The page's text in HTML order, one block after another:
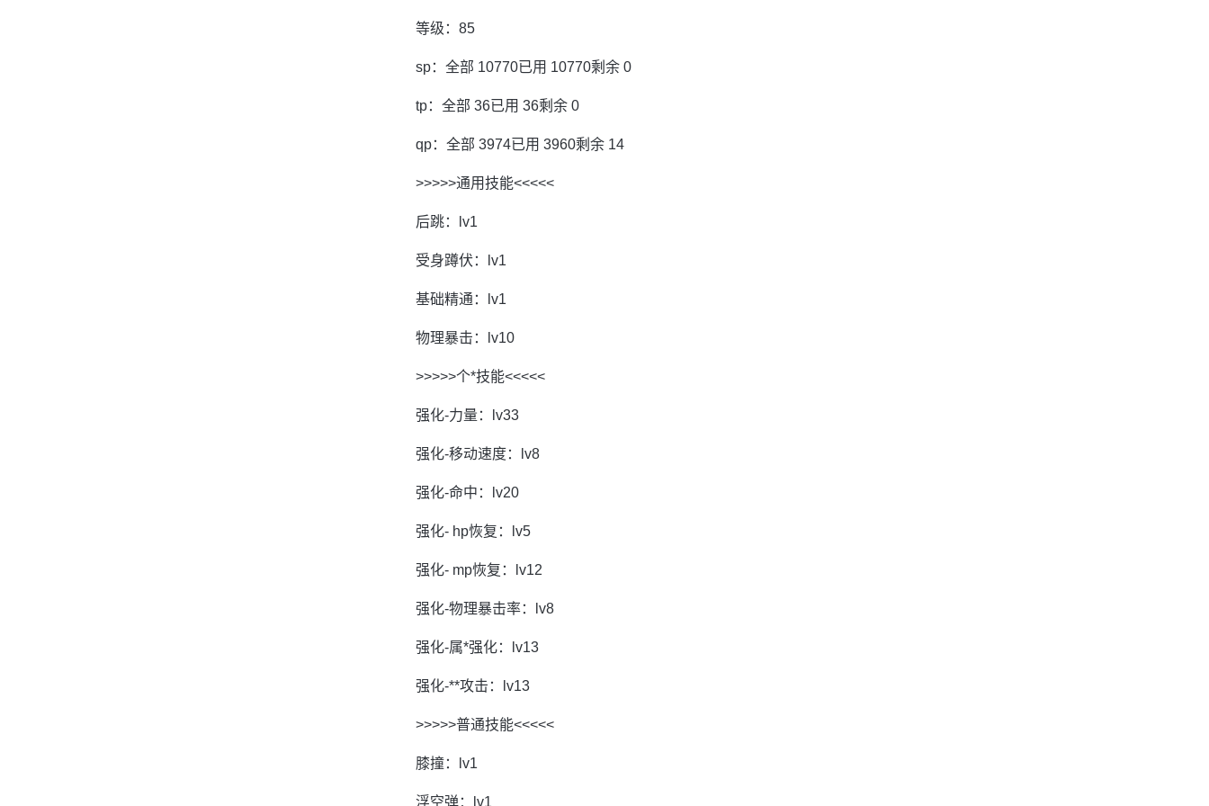
等级：85
sp：全部 10770已用 10770剩余 0
tp：全部 36已用 36剩余 0
qp：全部 3974已用 3960剩余 14
>>>>>通用技能<<<<<
后跳：lv1
受身蹲伏：lv1
基础精通：lv1
物理暴击：lv10
>>>>>个*技能<<<<<
强化-力量：lv33
强化-移动速度：lv8
强化-命中：lv20
强化- hp恢复：lv5
强化- mp恢复：lv12
强化-物理暴击率：lv8
强化-属*强化：lv13
强化-**攻击：lv13
>>>>>普通技能<<<<<
膝撞：lv1
浮空弹：lv1